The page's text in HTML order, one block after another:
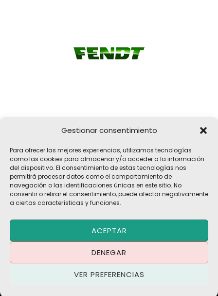
Gestionar consentimiento
Para ofrecer las mejores experiencias, utilizamos tecnologías
como las cookies para almacenar y/o acceder a la información
del dispositivo. El consentimiento de estas tecnologías nos
permitirá procesar datos como el comportamiento de
navegación o las identificaciones únicas en este sitio. No
consentir o retirar el consentimiento, puede afectar negativamente
a ciertas características y funciones.
ACEPTAR
DENEGAR
VER PREFERENCIAS
17183 Vilobí d'Onyar, Girona
pelach@pelach.es
☎972 47 30 61
Copyright © 2026 Maquinària Agrícola Pèlach, S.L | Powered by
Maria CB
Política de Privacidad·Política de Cookies·Aviso Legal
Términos y Condiciones·Contacto·Trabaja con Nosotros